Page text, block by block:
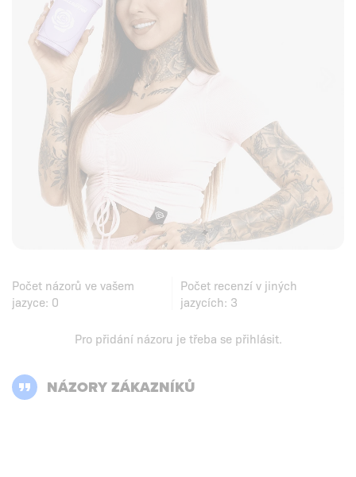
Počet názorů ve vašem
jazyce: 0
Počet recenzí v jiných
jazycích: 3
Pro přidání názoru je třeba se přihlásit.
NÁZORY ZÁKAZNÍKŮ